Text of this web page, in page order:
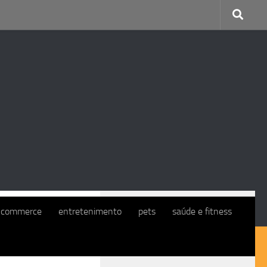
entretenimento pets saúde e fitness
CONTINUE COM O EXMO. CLIENTE